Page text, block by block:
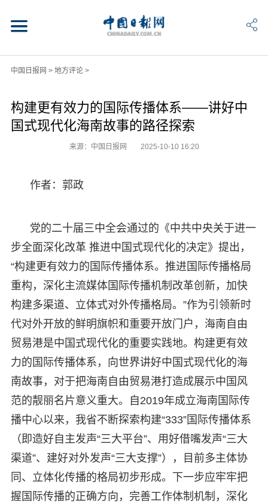
中国日报网 > 地方评论>
构建更有效力的国际传播体系——讲好中
国式现代化海南故事的路径探索
来源：中国日报网 2025-10-10 16:20
作者：郭政
党的二十届三中全会通过的《中共中央关于进一
步全面深化改革 推进中国式现代化的决定》提出，
“构建更有效力的国际传播体系。推进国际传播格局
重构，深化主流媒体国际传播机制改革创新，加快
构建多渠道、立体式对外传播格局。”作为引领新时
代对外开放的鲜明旗帜和重要开放门户，海南自由
贸易港是中国式现代化的重要实践地。构建更有效
力的国际传播体系，向世界讲好中国式现代化的海
南故事，对于把海南自由贸易港打造成展示中国风
范的靓丽名片意义重大。自2019年成立海南国际传
播中心以来，我省不断探索构建“333”国际传播体系
（即造好自主发声“三大平台”、用好借嘴发声“三大
渠道”、建好对外发声“三大支撑”），目前多主体协
同、立体化传播的格局初步形成。下一步应牢牢把
握国际传播的正确方向，完善工作体制机制，深化